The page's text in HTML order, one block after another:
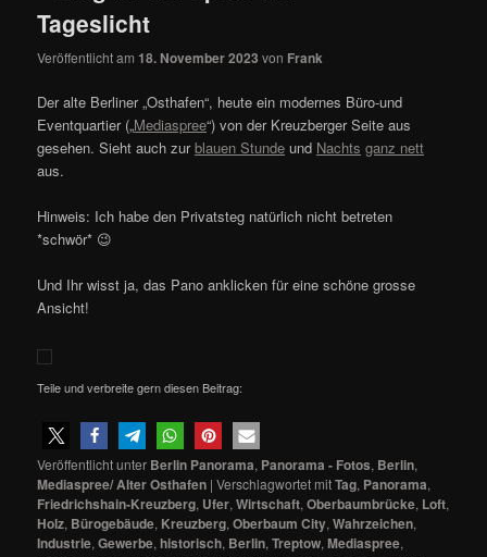
Tageslicht
Veröffentlicht am 18. November 2023 von Frank
Der alte Berliner „Osthafen“, heute ein modernes Büro-und
Eventquartier („Mediaspree“) von der Kreuzberger Seite aus
gesehen. Sieht auch zurblauen Stunde und Nachts ganz nett
aus.
Hinweis: Ich habe den Privatsteg natürlich nicht betreten
*schwör* 😉
Und Ihr wisst ja, das Pano anklicken für eine schöne grosse
Ansicht!
Teile und verbreite gern diesen Beitrag:
Veröffentlicht unter Berlin Panorama, Panorama - Fotos, Berlin,
Mediaspree/ Alter Osthafen |Verschlagwortet mitTag, Panorama,
Friedrichshain-Kreuzberg, Ufer,Wirtschaft,Oberbaumbrücke, Loft,
Holz, Bürogebäude, Kreuzberg,Oberbaum City,Wahrzeichen,
Industrie,Gewerbe,historisch, Berlin,Treptow,Mediaspree,